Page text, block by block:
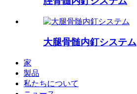
大腿骨髄内釘システム
家
製品
私たちについて